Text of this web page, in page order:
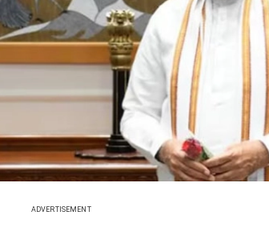
ADVERTISEMENT